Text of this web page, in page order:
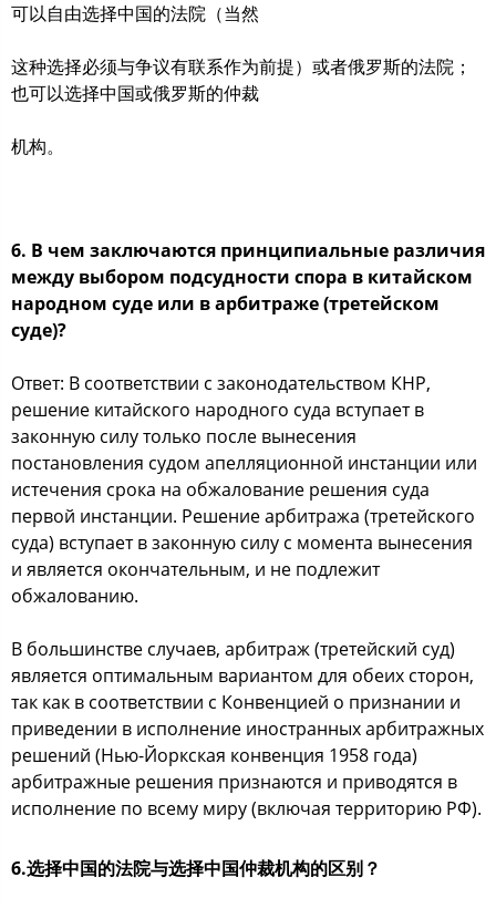
可以自由选择中国的法院（当然
这种选择必须与争议有联系作为前提）或者俄罗斯的法院；
也可以选择中国或俄罗斯的仲裁
机构。
6. В чем заключаются принципиальные различия
между выбором подсудности спора в китайском
народном суде или в арбитраже (третейском
суде)?
Ответ: В соответствии с законодательством КНР,
решение китайского народного суда вступает в
законную силу только после вынесения
постановления судом апелляционной инстанции или
истечения срока на обжалование решения суда
первой инстанции. Решение арбитража (третейского
суда) вступает в законную силу с момента вынесения
и является окончательным, и не подлежит
обжалованию.
В большинстве случаев, арбитраж (третейский суд)
является оптимальным вариантом для обеих сторон,
так как в соответствии с Конвенцией о признании и
приведении в исполнение иностранных арбитражных
решений (Нью-Йоркская конвенция 1958 года)
арбитражные решения признаются и приводятся в
исполнение по всему миру (включая территорию РФ).
6.选择中国的法院与选择中国仲裁机构的区别？